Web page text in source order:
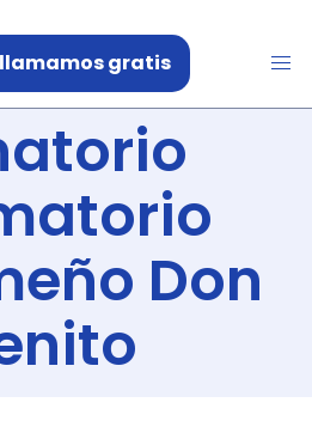
llamamos gratis
Don